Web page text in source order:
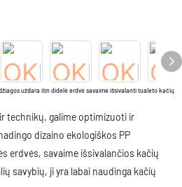
uždara itin didelė erdvė savaime išsivalanti tualeto kačių
technikų, galime optimizuoti ir
dizaino ekologiškos PP
erdvės, savaime išsivalančios kačių
savybių, ji yra labai naudinga kačių